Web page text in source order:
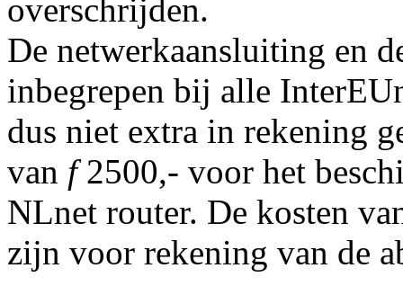
overschrijden.
De netwerkaansluiting en
inbegrepen bij alle
dus niet extra in rekening
van f2500,- voor het
NLnet router. De kosten
zijn voor rekening van de